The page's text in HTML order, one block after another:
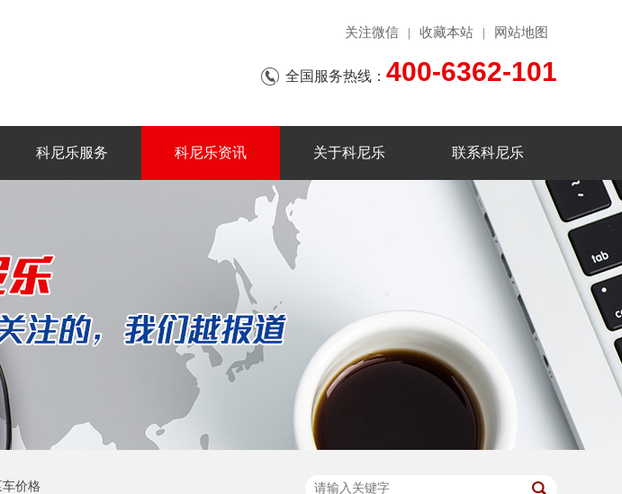
关注微信 收藏本站 网站地图
全国服务热线： 400-6362-101
科尼乐服务 科尼乐资讯 关于科尼乐 联系科尼乐
价格